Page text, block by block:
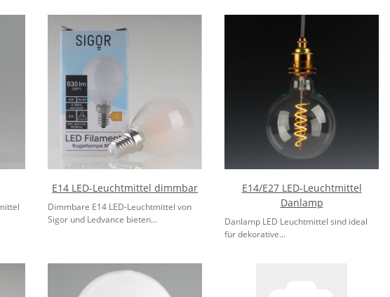
E14 LED-Leuchtmittel dimmbar
Dimmbare E14 LED-Leuchtmittel von
Sigor und Ledvance bieten...
E14/E27 LED-Leuchtmittel
Danlamp
Danlamp LED Leuchtmittel sind ideal
für dekorative...